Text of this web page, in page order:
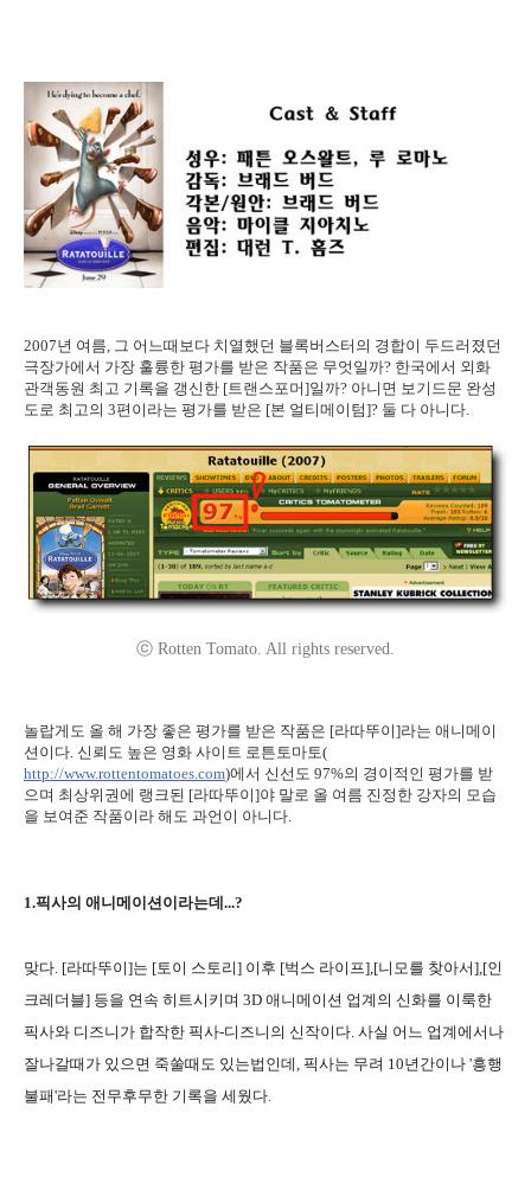
2007년 여름, 그 어느때보다 치열했던 블록버스터의 경합이 두드러졌던
극장가에서 가장 훌륭한 평가를 받은 작품은 무엇일까? 한국에서 외화
관객동원 최고 기록을 갱신한 [트랜스포머]일까? 아니면 보기드문 완성
도로 최고의 3편이라는 평가를 받은 [본 얼티메이텀]? 둘 다 아니다.
ⓒ Rotten Tomato. All rights reserved.
놀랍게도 올 해 가장 좋은 평가를 받은 작품은 [라따뚜이]라는 애니메이
션이다. 신뢰도 높은 영화 사이트 로튼토마토(
http://www.rottentomatoes.com)에서 신선도 97%의 경이적인 평가를 받
으며 최상위권에 랭크된 [라따뚜이]야 말로 올 여름 진정한 강자의 모습
을 보여준 작품이라 해도 과언이 아니다.
1.픽사의 애니메이션이라는데...?
맞다. [라따뚜이]는 [토이 스토리] 이후 [벅스 라이프],[니모를 찾아서],[인
크레더블] 등을 연속 히트시키며 3D 애니메이션 업계의 신화를 이룩한
픽사와 디즈니가 합작한 픽사-디즈니의 신작이다. 사실 어느 업계에서나
잘나갈때가 있으면 죽쑬때도 있는법인데, 픽사는 무려 10년간이나 '흥행
불패'라는 전무후무한 기록을 세웠다.